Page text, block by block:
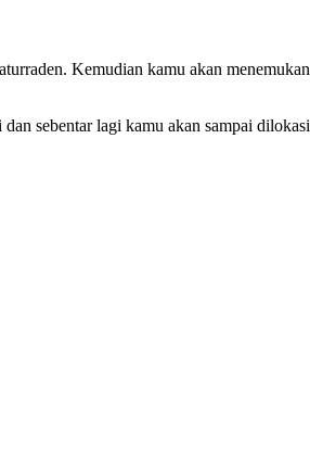
Kemudian kamu akan menemukan
sebentar lagi kamu akan sampai dilokasi